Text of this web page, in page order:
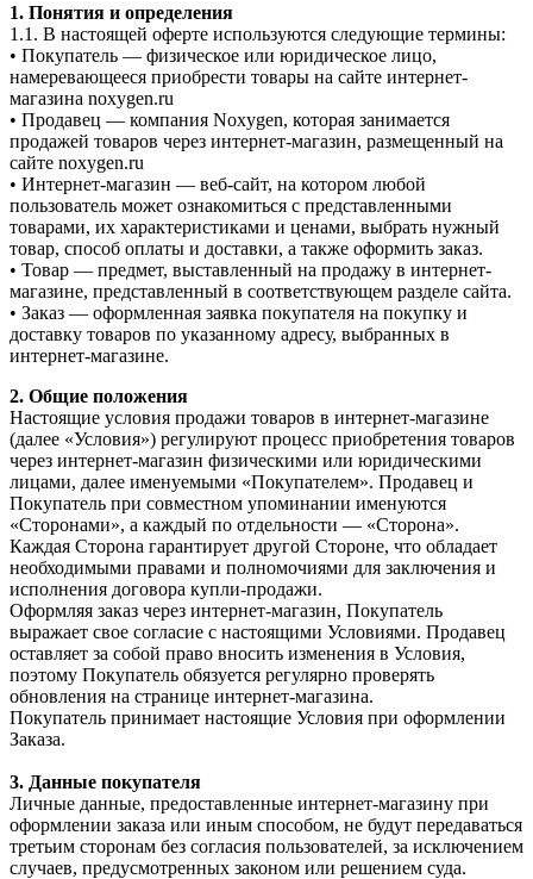
1.⁠ ⁠Понятия и определения
1.1. В настоящей оферте используются следующие термины:
•⁠ ⁠Покупатель — физическое или юридическое лицо,
намеревающееся приобрести товары на сайте интернет-
магазина noxygen.ru
•⁠ ⁠Продавец — компания Noxygen, которая занимается
продажей товаров через интернет-магазин, размещенный на
сайте noxygen.ru
•⁠ ⁠Интернет-магазин — веб-сайт, на котором любой
пользователь может ознакомиться с представленными
товарами, их характеристиками и ценами, выбрать нужный
товар, способ оплаты и доставки, а также оформить заказ.
•⁠ ⁠Товар — предмет, выставленный на продажу в интернет-
магазине, представленный в соответствующем разделе сайта.
•⁠ ⁠Заказ — оформленная заявка покупателя на покупку и
доставку товаров по указанному адресу, выбранных в
интернет-магазине.
2.⁠ ⁠Общие положения
Настоящие условия продажи товаров в интернет-магазине
(далее «Условия») регулируют процесс приобретения товаров
через интернет-магазин физическими или юридическими
лицами, далее именуемыми «Покупателем». Продавец и
Покупатель при совместном упоминании именуются
«Сторонами», а каждый по отдельности — «Сторона».
Каждая Сторона гарантирует другой Стороне, что обладает
необходимыми правами и полномочиями для заключения и
исполнения договора купли-продажи.
Оформляя заказ через интернет-магазин, Покупатель
выражает свое согласие с настоящими Условиями. Продавец
оставляет за собой право вносить изменения в Условия,
поэтому Покупатель обязуется регулярно проверять
обновления на странице интернет-магазина.
Покупатель принимает настоящие Условия при оформлении
Заказа.
3.⁠ ⁠Данные покупателя
Личные данные, предоставленные интернет-магазину при
оформлении заказа или иным способом, не будут передаваться
третьим сторонам без согласия пользователей, за исключением
случаев, предусмотренных законом или решением суда.